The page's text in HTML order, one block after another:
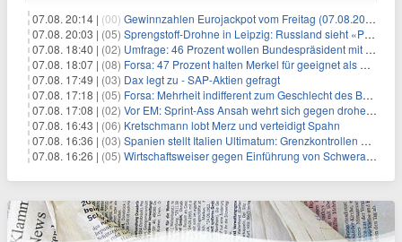
07.08. 20:14 | (00) Gewinnzahlen Eurojackpot vom Freitag (07.08.2026)
07.08. 20:03 | (05) Sprengstoff-Drohne in Leipzig: Russland sieht «Provokation»
07.08. 18:40 | (02) Umfrage: 46 Prozent wollen Bundespräsident mit Politik-Erfahrung
07.08. 18:07 | (08) Forsa: 47 Prozent halten Merkel für geeignet als Bundespräsidentin
07.08. 17:49 | (03) Dax legt zu - SAP-Aktien gefragt
07.08. 17:18 | (05) Forsa: Mehrheit indifferent zum Geschlecht des Bundespräsidenten
07.08. 17:08 | (02) Vor EM: Sprint-Ass Ansah wehrt sich gegen drohende Sperre
07.08. 16:43 | (06) Kretschmann lobt Merz und verteidigt Spahn
07.08. 16:36 | (03) Spanien stellt Italien Ultimatum: Grenzkontrollen beenden
07.08. 16:26 | (05) Wirtschaftsweiser gegen Einführung von Schwerarbeiter-Rente